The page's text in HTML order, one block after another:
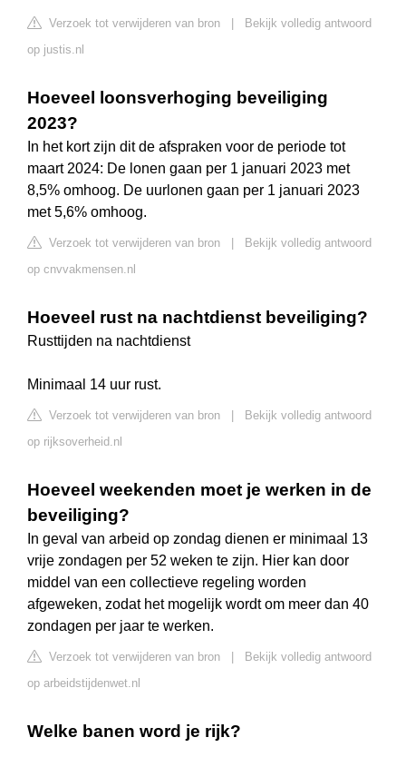
Verzoek tot verwijderen van bron
Bekijk volledig antwoord
op justis.nl
Hoeveel loonsverhoging beveiliging
2023?
In het kort zijn dit de afspraken voor de periode tot
maart 2024: De lonen gaan per 1 januari 2023 met
8,5% omhoog. De uurlonen gaan per 1 januari 2023
met 5,6% omhoog.
Verzoek tot verwijderen van bron
Bekijk volledig antwoord
op cnvvakmensen.nl
Hoeveel rust na nachtdienst beveiliging?
Rusttijden na nachtdienst
Minimaal 14 uur rust.
Verzoek tot verwijderen van bron
Bekijk volledig antwoord
op rijksoverheid.nl
Hoeveel weekenden moet je werken in de
beveiliging?
In geval van arbeid op zondag dienen er minimaal 13
vrije zondagen per 52 weken te zijn. Hier kan door
middel van een collectieve regeling worden
afgeweken, zodat het mogelijk wordt om meer dan 40
zondagen per jaar te werken.
Verzoek tot verwijderen van bron
Bekijk volledig antwoord
op arbeidstijdenwet.nl
Welke banen word je rijk?